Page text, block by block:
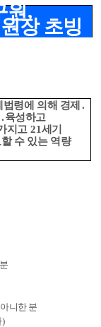
원,
장 초빙
법령에 의해 경제 ․
․육성하고
지고 21세기
수 있는 역량
니한 분
)